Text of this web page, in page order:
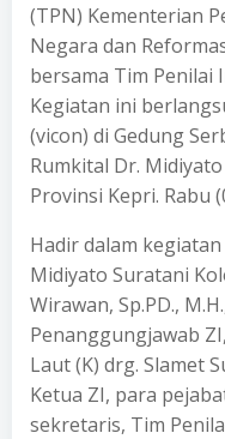
(TPN) Kementerian
Negara dan
bersama Tim Penilai
Kegiatan ini
(vicon) di Gedung
Rumkital Dr.
Provinsi Kepri. Rabu
Hadir dalam
Midiyato Suratani
Wirawan, Sp.PD.,
Penanggungjawab
Laut (K) drg. Slamet
Ketua ZI, para
sekretaris, Tim